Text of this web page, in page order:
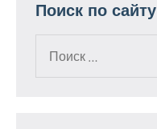
Поиск по сайту